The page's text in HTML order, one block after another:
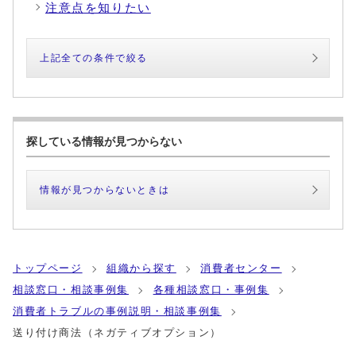
注意点を知りたい
上記全ての条件で絞る
探している情報が見つからない
情報が見つからないときは
トップページ 組織から探す
消費者センター
相談窓口・相談事例集
各種相談窓口・事例集
消費者トラブルの事例説明・相談事例集
送り付け商法（ネガティブオプション）